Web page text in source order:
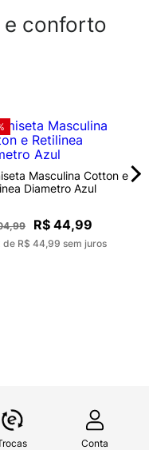
e conforto
Masculina Cotton e
Diametro Azul
R$ 44,99
de R$ 44,99 sem juros
Conta